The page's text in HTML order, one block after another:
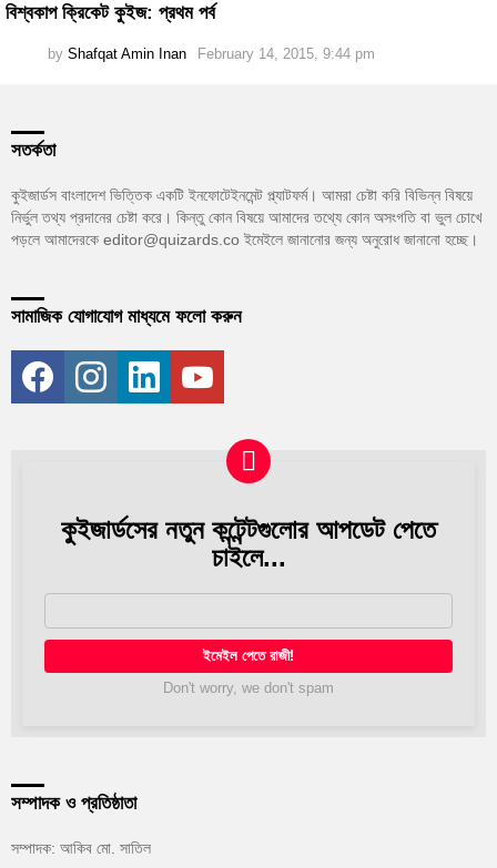
বিশ্বকাপ ক্রিকেট কুইজ: প্রথম পর্ব
by Shafqat Amin Inan February 14, 2015, 9:44 pm
সতর্কতা
কুইজার্ডস বাংলাদেশ ভিত্তিক একটি ইনফোটেইনমেন্ট প্ল্যাটফর্ম। আমরা চেষ্টা করি বিভিন্ন বিষয়ে
নির্ভুল তথ্য প্রদানের চেষ্টা করে। কিন্তু কোন বিষয়ে আমাদের তথ্যে কোন অসংগতি বা ভুল চোখে
পড়লে আমাদেরকে editor@quizards.co ইমেইলে জানানোর জন্য অনুরোধ জানানো হচ্ছে।
সামাজিক যোগাযোগ মাধ্যমে ফলো করুন
facebookinstagramlinkedin youtube
Newsletter
কুইজার্ডসের নতুন কন্টেন্টগুলোর আপডেট পেতে
চাইলে...
Don't worry, we don't spam
সম্পাদক ও প্রতিষ্ঠাতা
সম্পাদক: আকিব মো. সাতিল